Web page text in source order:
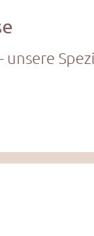
unsere